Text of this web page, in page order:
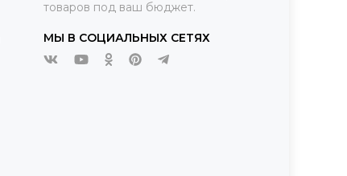
товаров под ваш бюджет.
МЫ В СОЦИАЛЬНЫХ СЕТЯХ